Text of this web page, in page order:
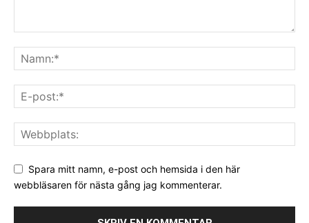
Spara mitt namn, e-post och hemsida i den här
webbläsaren för nästa gång jag kommenterar.